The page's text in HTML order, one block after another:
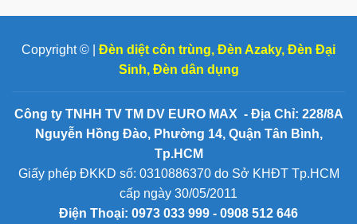
Copyright © | Đèn diệt côn trùng, Đèn Azaky, Đèn Đại
Sinh, Đèn dân dụng
Công ty TNHH TV TM DV EURO MAX - Địa Chỉ: 228/8A
Nguyễn Hồng Đào, Phường 14, Quận Tân Bình,
Tp.HCM
Giấy phép ĐKKD số: 0310886370 do Sở KHĐT Tp.HCM
cấp ngày 30/05/2011
Điện Thoại: 0973 033 999 - 0908 512 646